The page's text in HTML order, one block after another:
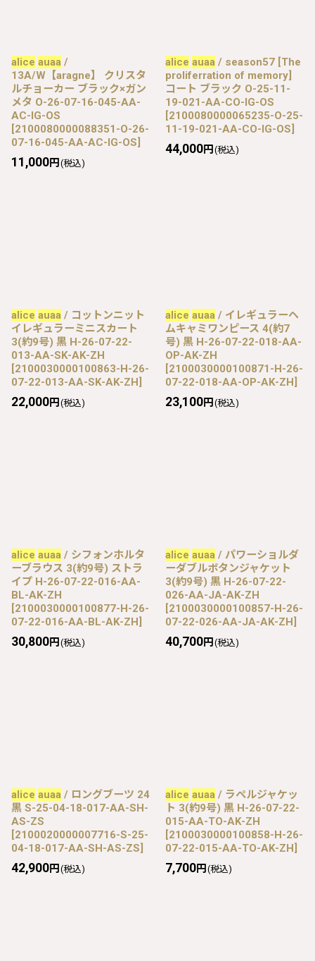
alice auaa /
13A/W【aragne】 クリスタ
ルチョーカー ブラック×ガン
メタ O-26-07-16-045-AA-
AC-IG-OS
[2100080000088351-O-26-
07-16-045-AA-AC-IG-OS]
11,000円 (税込)
alice auaa / season57 [The
proliferration of memory]
コート ブラック O-25-11-
19-021-AA-CO-IG-OS
[2100080000065235-O-25-
11-19-021-AA-CO-IG-OS]
44,000円 (税込)
alice auaa / コットンニット
イレギュラーミニスカート
3(約9号) 黒 H-26-07-22-
013-AA-SK-AK-ZH
[2100030000100863-H-26-
07-22-013-AA-SK-AK-ZH]
22,000円 (税込)
alice auaa / イレギュラーヘ
ムキャミワンピース 4(約7
号) 黒 H-26-07-22-018-AA-
OP-AK-ZH
[2100030000100871-H-26-
07-22-018-AA-OP-AK-ZH]
23,100円 (税込)
alice auaa / シフォンホルタ
ーブラウス 3(約9号) ストラ
イプ H-26-07-22-016-AA-
BL-AK-ZH
[2100030000100877-H-26-
07-22-016-AA-BL-AK-ZH]
30,800円 (税込)
alice auaa / パワーショルダ
ーダブルボタンジャケット
3(約9号) 黒 H-26-07-22-
026-AA-JA-AK-ZH
[2100030000100857-H-26-
07-22-026-AA-JA-AK-ZH]
40,700円 (税込)
alice auaa / ロングブーツ 24
黒 S-25-04-18-017-AA-SH-
AS-ZS
[2100020000007716-S-25-
04-18-017-AA-SH-AS-ZS]
42,900円 (税込)
alice auaa / ラペルジャケッ
ト 3(約9号) 黒 H-26-07-22-
015-AA-TO-AK-ZH
[2100030000100858-H-26-
07-22-015-AA-TO-AK-ZH]
7,700円 (税込)